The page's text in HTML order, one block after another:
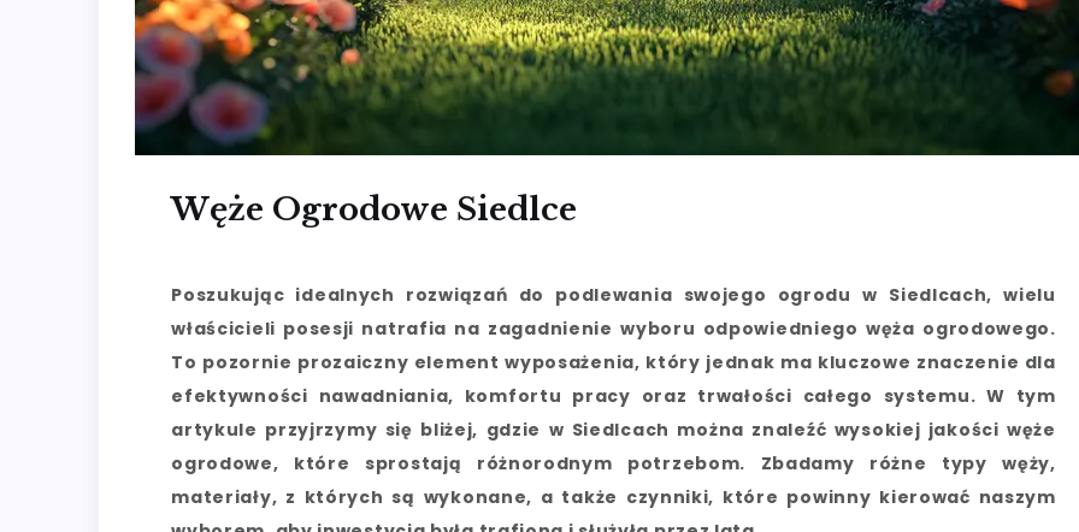
Węże Ogrodowe Siedlce
Poszukując idealnych rozwiązań do podlewania swojego ogrodu w Siedlcach, wielu
właścicieli posesji natrafia na zagadnienie wyboru odpowiedniego węża ogrodowego.
To pozornie prozaiczny element wyposażenia, który jednak ma kluczowe znaczenie dla
efektywności nawadniania, komfortu pracy oraz trwałości całego systemu. W tym
artykule przyjrzymy się bliżej, gdzie w Siedlcach można znaleźć wysokiej jakości węże
ogrodowe, które sprostają różnorodnym potrzebom. Zbadamy różne typy węży,
materiały, z których są wykonane, a także czynniki, które powinny kierować naszym